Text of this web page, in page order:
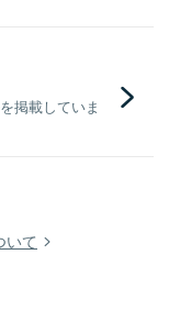
掲載していま
いて